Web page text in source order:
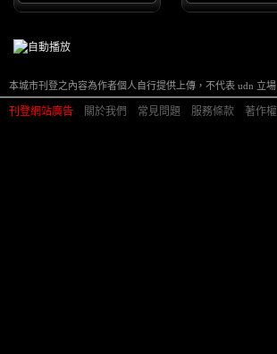
本城市刊登之內容為作者個人自行提供上傳，不代表 udn 立場
刊登網站廣告 關於我們 常見問題 服務條款 著作